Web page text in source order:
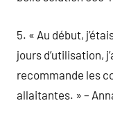
5. « Au début,
jours d’utilisation,
recommande les
allaitantes. » –